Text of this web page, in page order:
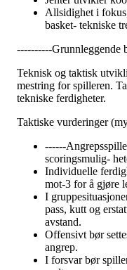
Allsidighet i
basket- tekniske
----------Grunnleggende
Teknisk og taktisk
mestring for spilleren.
tekniske ferdigheter.
Taktiske vurderinger
------
scoringsmulig-
Individuelle
mot-3 for å gjøre
I
pass, kutt og
avstand.
Offensivt bør
angrep.
I forsvar bør